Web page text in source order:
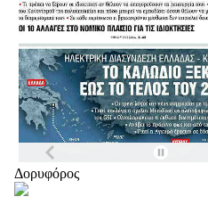
Δορυφόρος